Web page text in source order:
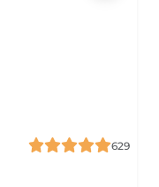
629